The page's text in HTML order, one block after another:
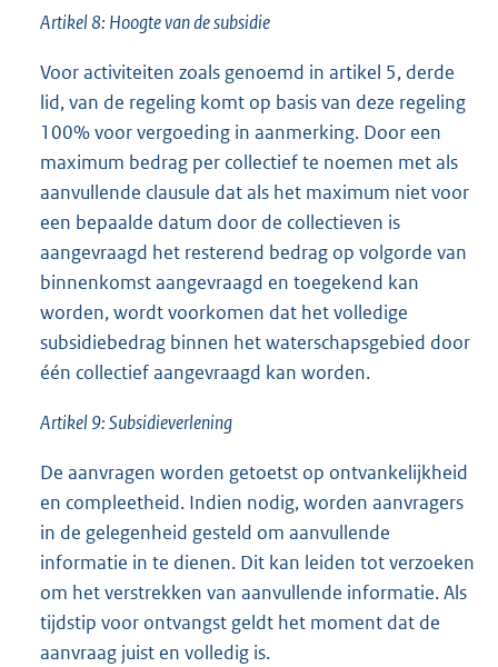
Artikel 8: Hoogte van de subsidie
Voor activiteiten zoals genoemd in artikel 5, derde
lid, van de regeling komt op basis van deze regeling
100% voor vergoeding in aanmerking. Door een
maximum bedrag per collectief te noemen met als
aanvullende clausule dat als het maximum niet voor
een bepaalde datum door de collectieven is
aangevraagd het resterend bedrag op volgorde van
binnenkomst aangevraagd en toegekend kan
worden, wordt voorkomen dat het volledige
subsidiebedrag binnen het waterschapsgebied door
één collectief aangevraagd kan worden.
Artikel 9: Subsidieverlening
De aanvragen worden getoetst op ontvankelijkheid
en compleetheid. Indien nodig, worden aanvragers
in de gelegenheid gesteld om aanvullende
informatie in te dienen. Dit kan leiden tot verzoeken
om het verstrekken van aanvullende informatie. Als
tijdstip voor ontvangst geldt het moment dat de
aanvraag juist en volledig is.